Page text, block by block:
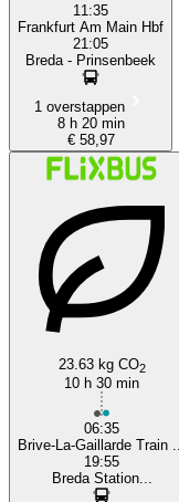
11:35
Frankfurt Am Main Hbf
21:05
Breda - Prinsenbeek
1 overstappen
8 h 20 min
€ 58,97
23.63 kg CO2
10 h 30 min
06:35
Brive-La-Gaillarde Train ...
19:55
Breda Station...